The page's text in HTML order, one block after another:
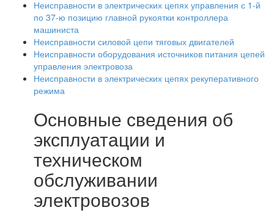
Неисправности в электрических цепях управления с 1-й
по 37-ю позицию главной рукоятки контроллера
машиниста
Неисправности силовой цепи тяговых двигателей
Неисправности оборудования источников питания цепей
управления электровоза
Неисправности в электрических цепях рекуперативного
режима
Основные сведения об
эксплуатации и
техническом
обслуживании
электровозов